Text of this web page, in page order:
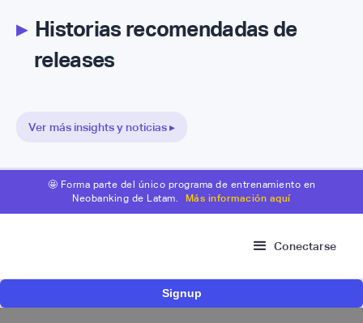
▸Historias recomendadas de
releases
Ver más insights y noticias ▸
🤩 Forma parte del único programa de entrenamiento en
Neobanking de Latam.
Más información aquí
Conectarse
Signup